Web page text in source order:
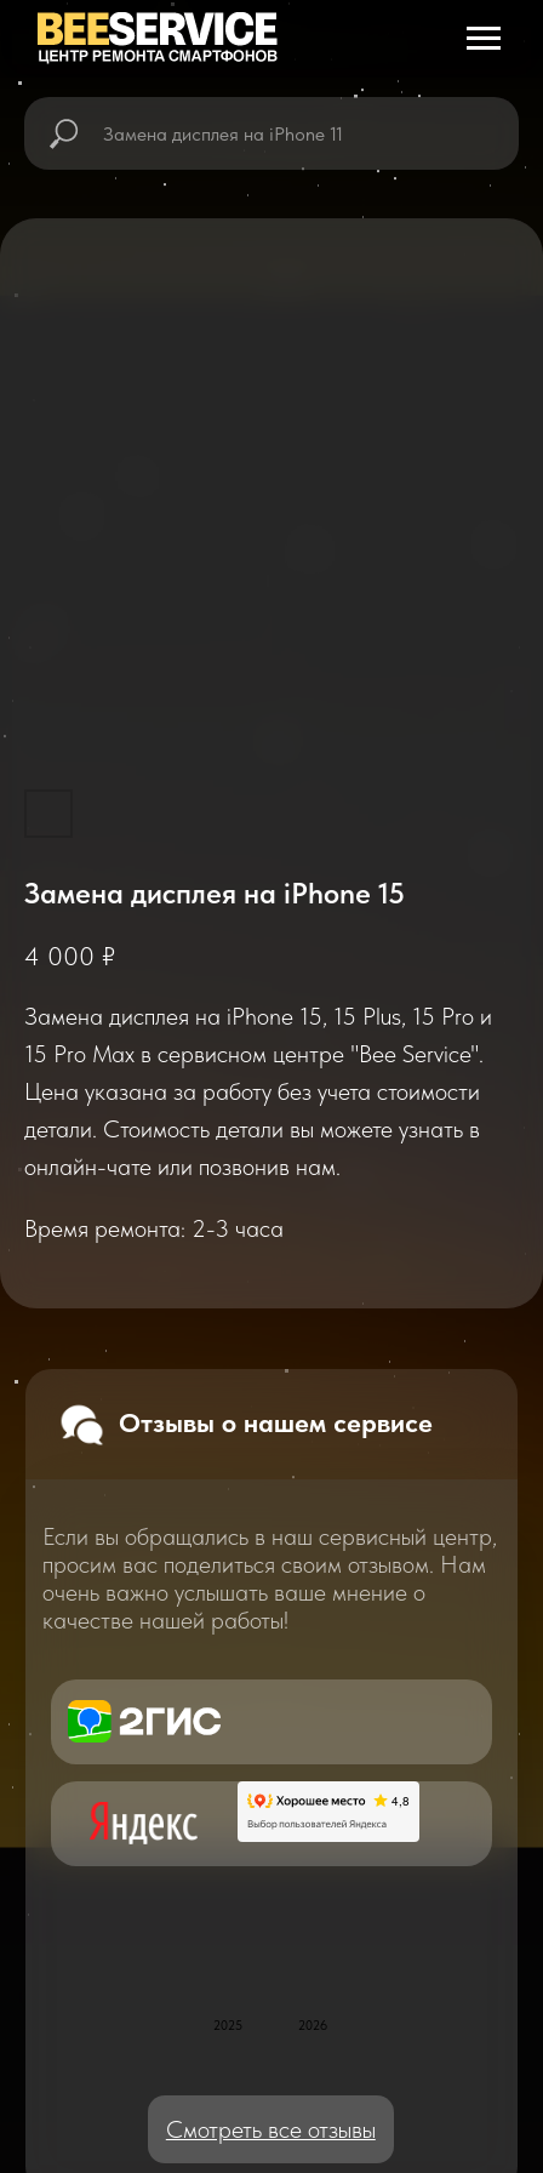
Замена дисплея на iPhone 15
4 000 ₽
Замена дисплея на iPhone 15, 15 Plus, 15 Pro и
15 Pro Max в сервисном центре "Bee Service".
Цена указана за работу без учета стоимости
детали. Стоимость детали вы можете узнать в
онлайн-чате или позвонив нам.
Время ремонта: 2-3 часа
Если вы обращались в наш сервисный центр,
просим вас поделиться своим отзывом. Нам
очень важно услышать ваше мнение о
качестве нашей работы!
Отзывы о нашем сервисе
по ремонту в онлайн в чате
Перейти
Блог статей - важное,
полезное, новое
В нашем блоге статей мы расскажем
Вам о самом важном, полезном и новом
в мире смартфонов и не только